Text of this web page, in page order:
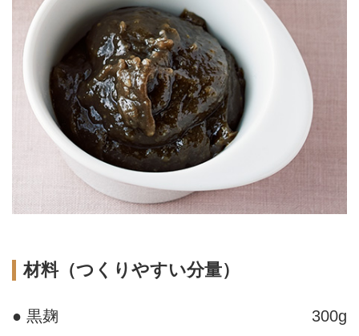
材料（つくりやすい分量）
● 黒麹 300g